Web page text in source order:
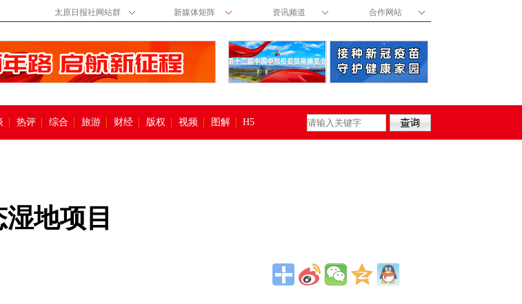
太原日报社网站群 新媒体矩阵 资讯频道 合作网站
热评 综合 旅游 财经 版权 视频 图解 H5
地项目